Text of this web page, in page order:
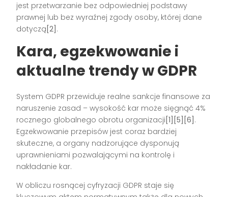
jest przetwarzanie bez odpowiedniej podstawy
prawnej lub bez wyraźnej zgody osoby, której dane
dotyczą [2] .
Kara, egzekwowanie i
aktualne trendy w GDPR
System GDPR przewiduje realne sankcje finansowe za
naruszenie zasad – wysokość kar może sięgnąć 4%
rocznego globalnego obrotu organizacji [1][5][6] .
Egzekwowanie przepisów jest coraz bardziej
skuteczne, a organy nadzorujące dysponują
uprawnieniami pozwalającymi na kontrolę i
nakładanie kar.
W obliczu rosnącej cyfryzacji GDPR staje się